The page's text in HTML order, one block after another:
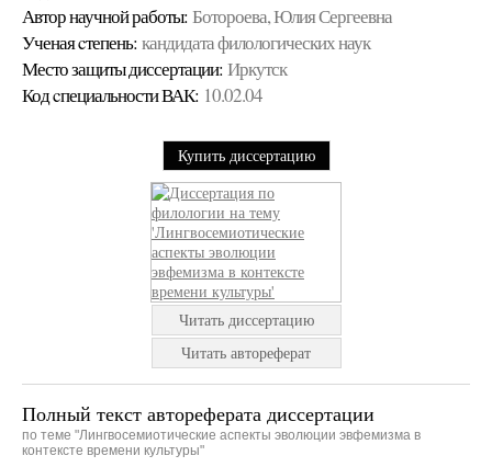
Автор научной работы: Ботороева, Юлия Сергеевна
Ученая cтепень: кандидата филологических наук
Место защиты диссертации: Иркутск
Код cпециальности ВАК: 10.02.04
Купить диссертацию
Читать диссертацию
Читать автореферат
Полный текст автореферата диссертации
по теме "Лингвосемиотические аспекты эволюции эвфемизма в
контексте времени культуры"